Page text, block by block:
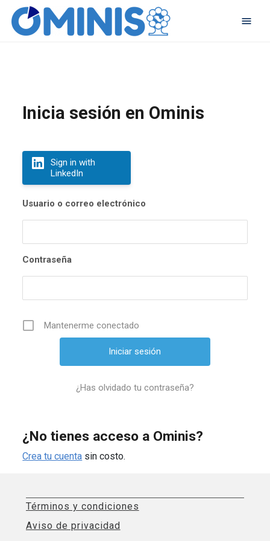
Inicia sesión en Ominis
Sign in with
LinkedIn
Usuario o correo electrónico
Contraseña
Mantenerme conectado
¿Has olvidado tu contraseña?
¿No tienes acceso a Ominis?
Crea tu cuenta sin costo.
Términos y condiciones
Aviso de privacidad